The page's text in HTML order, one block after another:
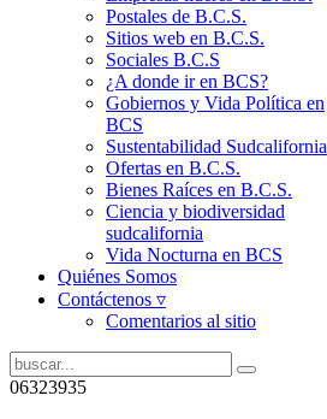
Postales de B.C.S.
Sitios web en B.C.S.
Sociales B.C.S
¿A donde ir en BCS?
Gobiernos y Vida Política en
BCS
Sustentabilidad Sudcalifornia
Ofertas en B.C.S.
Bienes Raíces en B.C.S.
Ciencia y biodiversidad
sudcalifornia
Vida Nocturna en BCS
Quiénes Somos
Contáctenos ▿
Comentarios al sitio
06323935